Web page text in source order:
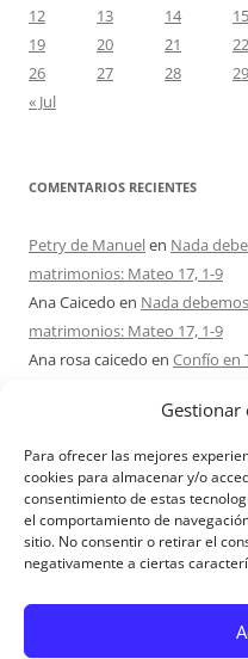
Para ofrecer las mejores
cookies para almacenar y/o
consentimiento de estas
el comportamiento de
sitio. No consentir o retirar el
negativamente a ciertas
12
13 14 15
19
20 21 22
26
27 28 29
« Jul
COMENTARIOS RECIENTES
Petry de Manuelen Nada
matrimonios: Mateo 17, 1-9
Ana Caicedo en Nada
matrimonios: Mateo 17, 1-9
Ana rosa caicedo en Confío en
en¿Ser o
Mateo 15, 1-2. 10-14
Maria Asuncion Herrero
Matrimonios: Mateo 15, 1-2.